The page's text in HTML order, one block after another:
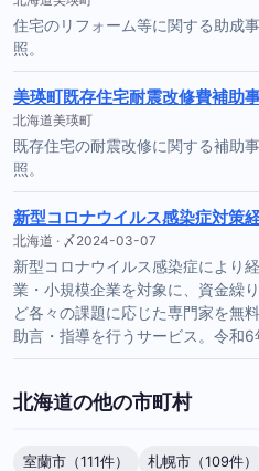
住宅のリフォーム等に関する助成
照。
美瑛町既存住宅耐震改修費補助
北海道美瑛町
既存住宅の耐震改修に関する補助
照。
新型コロナウイルス感染症対策
北海道 · 〆2024-03-07
新型コロナウイルス感染症により
業・小規模企業を対象に、資金繰
ど各々の課題に応じた専門家を無
助言・指導を行うサービス。令和6
北海道の他の市町村
室蘭市（111件） 札幌市（109件）